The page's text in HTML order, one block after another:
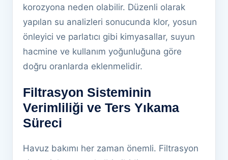
korozyona neden olabilir. Düzenli olarak
yapılan su analizleri sonucunda klor, yosun
önleyici ve parlatıcı gibi kimyasallar, suyun
hacmine ve kullanım yoğunluğuna göre
doğru oranlarda eklenmelidir.
Filtrasyon Sisteminin
Verimliliği ve Ters Yıkama
Süreci
Havuz bakımı her zaman önemli. Filtrasyon